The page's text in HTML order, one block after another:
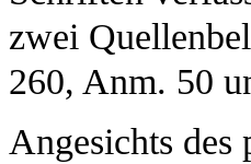
zwei
260, Anm. 50
Angesichts des